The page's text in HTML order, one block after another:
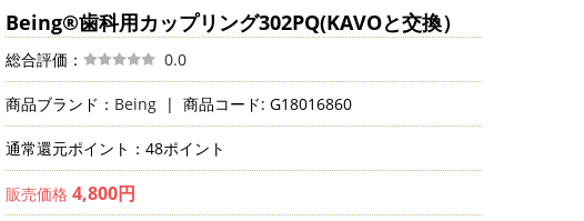
Being®歯科用カップリング302PQ(KAVOと交換）
総合評価： 0.0
商品ブランド： Being |商品コード: G18016860
通常還元ポイント：48ポイント
販売価格4,800円